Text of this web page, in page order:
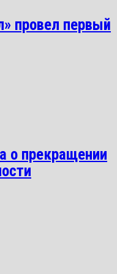
провел первый
о прекращении